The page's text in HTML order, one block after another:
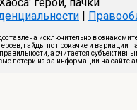
|
исключительно в
гайды по прокачке и вариации
а считается
потери из-за информации на сайте